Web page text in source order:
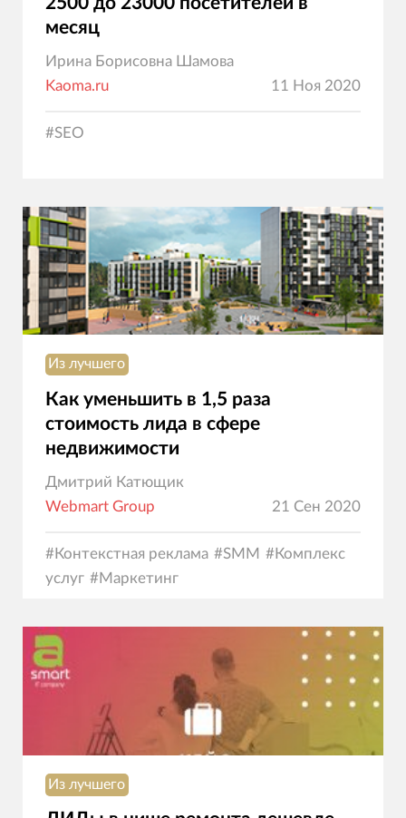
месяц
Ирина Борисовна Шамова
Kaoma.ru
11 Ноя 2020
#SEO
Из лучшего
Как уменьшить в 1,5 раза
стоимость лида в сфере
недвижимости
Дмитрий Катющик
Webmart Group
21 Сен 2020
#Контекстная реклама #SMM #Комплекс
услуг #Маркетинг
Из лучшего